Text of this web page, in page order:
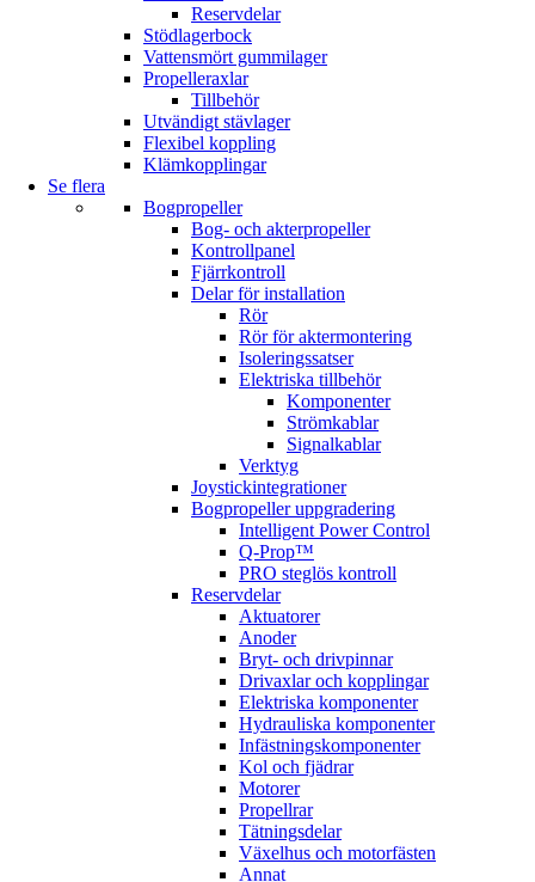
Reservdelar
Stödlagerbock
Vattensmört gummilager
Propelleraxlar
Tillbehör
Utvändigt stävlager
Flexibel koppling
Klämkopplingar
Se flera
Bogpropeller
Bog- och akterpropeller
Kontrollpanel
Fjärrkontroll
Delar för installation
Rör
Rör för aktermontering
Isoleringssatser
Elektriska tillbehör
Komponenter
Strömkablar
Signalkablar
Verktyg
Joystickintegrationer
Bogpropeller uppgradering
Intelligent Power Control
Q-Prop™
PRO steglös kontroll
Reservdelar
Aktuatorer
Anoder
Bryt- och drivpinnar
Drivaxlar och kopplingar
Elektriska komponenter
Hydrauliska komponenter
Infästningskomponenter
Kol och fjädrar
Motorer
Propellrar
Tätningsdelar
Växelhus och motorfästen
Annat